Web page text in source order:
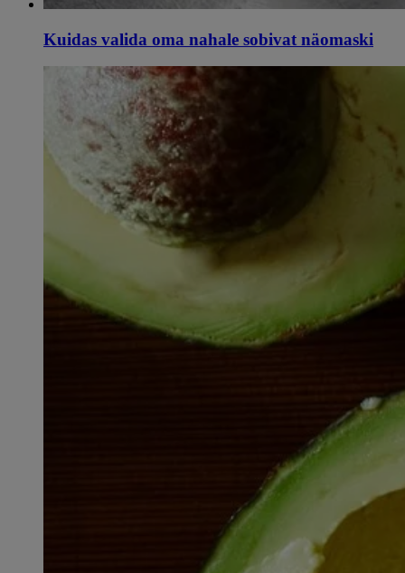
Kuidas valida oma nahale sobivat näomaski